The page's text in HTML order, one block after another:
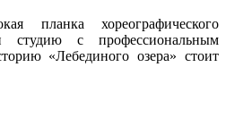
планка хореографического
студию с профессиональным
«Лебединого озера» стоит